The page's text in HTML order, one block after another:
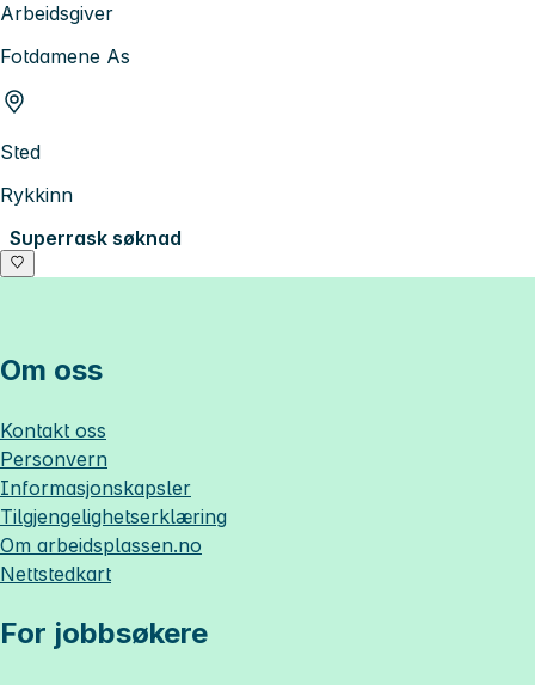
Arbeidsgiver
Fotdamene As
Sted
Rykkinn
Superrask søknad
Om oss
Kontakt oss
Personvern
Informasjonskapsler
Tilgjengelighetserklæring
Om arbeidsplassen.no
Nettstedkart
For jobbsøkere